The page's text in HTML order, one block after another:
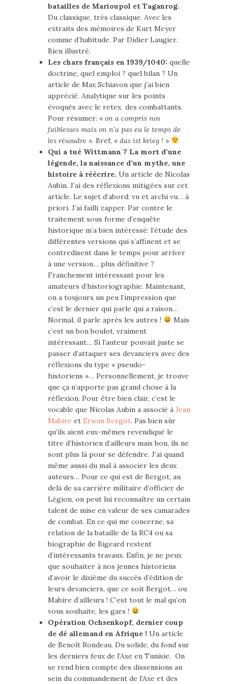
batailles de Marioupol et Taganrog.
Du classique, très classique. Avec les
extraits des mémoires de Kurt Meyer
comme d’habitude. Par Didier Laugier.
Bien illustré.
Les chars français en 1939/1040: quelle
doctrine, quel emploi ? quel bilan ? Un
article de Max Schiavon que j’ai bien
apprécié. Analytique sur les points
évoqués avec le retex des combattants.
Pour résumer: « on a compris nos
faiblesses mais on n’a pas eu le temps de
les résoudre ». Bref, « das ist krieg ! »
Qui a tué Wittmann ? La mort d’une
légende, la naissance d’un mythe, une
histoire à réécrire. Un article de Nicolas
Aubin. J’ai des réflexions mitigées sur cet
article. Le sujet d’abord: vu et archi vu… à
priori. J’ai failli zapper. Par contre le
traitement sous forme d’enquête
historique m’a bien intéressé: l’étude des
différentes versions qui s’affinent et se
contredisent dans le temps pour arriver
à une version… plus définitive ?
Franchement intéressant pour les
amateurs d’historiographie. Maintenant,
on a toujours un peu l’impression que
c’est le dernier qui parle qui a raison…
Normal, il parle après les autres !
Mais
c’est un bon boulot, vraiment
intéressant… Si l’auteur pouvait juste se
passer d’attaquer ses devanciers avec des
réflexions du type « pseudo-
historiens »… Personnellement, je trouve
que ça n’apporte pas grand chose à la
réflexion. Pour être bien clair, c’est le
vocable que Nicolas Aubin a associé à Jean
Mabire et Erwan Bergot. Pas bien sûr
qu’ils aient eux-mêmes revendiqué le
titre d’historien d’ailleurs mais bon, ils ne
sont plus là pour se défendre. J’ai quand
même aussi du mal à associer les deux
auteurs… Pour ce qui est de Bergot, au
delà de sa carrière militaire d’officier de
Légion, on peut lui reconnaître un certain
talent de mise en valeur de ses camarades
de combat. En ce qui me concerne, sa
relation de la bataille de la RC4 ou sa
biographie de Bigeard restent
d’intéressants travaux. Enfin, je ne peux
que souhaiter à nos jeunes historiens
d’avoir le dixième du succès d’édition de
leurs devanciers, que ce soit Bergot… ou
Mabire d’ailleurs ! C’est tout le mal qu’on
vous souhaite, les gars !
Opération Ochsenkopf, dernier coup
de dé allemand en Afrique ! Un article
de Benoît Rondeau. Du solide, du fond sur
les derniers feux de l’Axe en Tunisie. On
se rend bien compte des dissensions au
sein du commandement de l’Axe et des